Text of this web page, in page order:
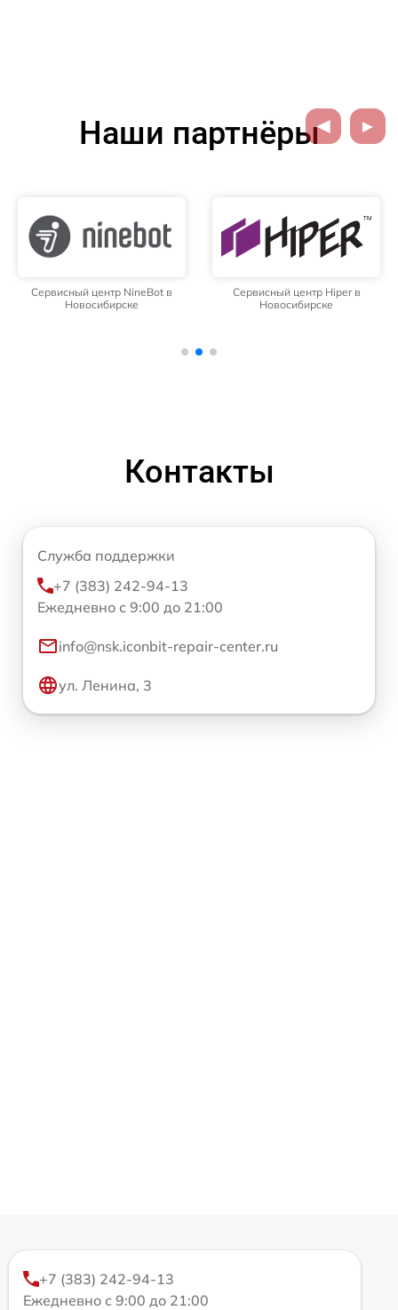
Наши партнёры
Сервисный центр NineBot в
Новосибирске
Сервисный центр Hiper в
Новосибирске
Контакты
Служба поддержки
+7 (383) 242-94-13
Ежедневно с 9:00 до 21:00
info@nsk.iconbit-repair-center.ru
ул. Ленина, 3
+7 (383) 242-94-13
Ежедневно с 9:00 до 21:00